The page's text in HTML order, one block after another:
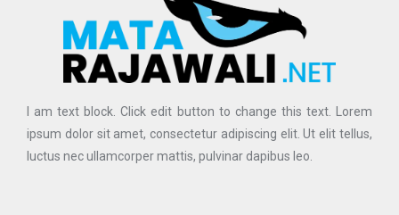
I am text block. Click edit button to change this text. Lorem
ipsum dolor sit amet, consectetur adipiscing elit. Ut elit tellus,
luctus nec ullamcorper mattis, pulvinar dapibus leo.